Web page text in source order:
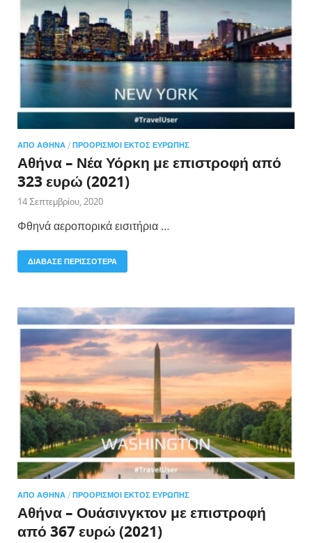
ΑΠΌ ΑΘΉΝΑ / ΠΡΟΟΡΙΣΜΟΊ ΕΚΤΌΣ ΕΥΡΏΠΗΣ
Αθήνα – Νέα Υόρκη με επιστροφή από
323 ευρώ (2021)
14 Σεπτεμβρίου, 2020
Φθηνά αεροπορικά εισιτήρια …
ΔΙΑΒΑΣΕ ΠΕΡΙΣΣΟΤΕΡΑ
ΑΠΌ ΑΘΉΝΑ / ΠΡΟΟΡΙΣΜΟΊ ΕΚΤΌΣ ΕΥΡΏΠΗΣ
Αθήνα – Ουάσινγκτον με επιστροφή
από 367 ευρώ (2021)